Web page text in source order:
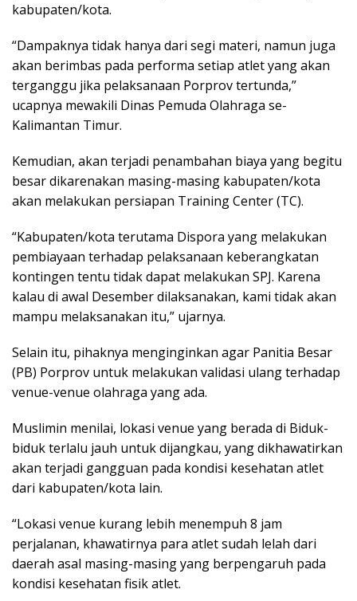
kabupaten/kota.
“Dampaknya tidak hanya dari segi materi, namun juga
akan berimbas pada performa setiap atlet yang akan
terganggu jika pelaksanaan Porprov tertunda,”
ucapnya mewakili Dinas Pemuda Olahraga se-
Kalimantan Timur.
Kemudian, akan terjadi penambahan biaya yang begitu
besar dikarenakan masing-masing kabupaten/kota
akan melakukan persiapan Training Center (TC).
“Kabupaten/kota terutama Dispora yang melakukan
pembiayaan terhadap pelaksanaan keberangkatan
kontingen tentu tidak dapat melakukan SPJ. Karena
kalau di awal Desember dilaksanakan, kami tidak akan
mampu melaksanakan itu,” ujarnya.
Selain itu, pihaknya menginginkan agar Panitia Besar
(PB) Porprov untuk melakukan validasi ulang terhadap
venue-venue olahraga yang ada.
Muslimin menilai, lokasi venue yang berada di Biduk-
biduk terlalu jauh untuk dijangkau, yang dikhawatirkan
akan terjadi gangguan pada kondisi kesehatan atlet
dari kabupaten/kota lain.
“Lokasi venue kurang lebih menempuh 8 jam
perjalanan, khawatirnya para atlet sudah lelah dari
daerah asal masing-masing yang berpengaruh pada
kondisi kesehatan fisik atlet.